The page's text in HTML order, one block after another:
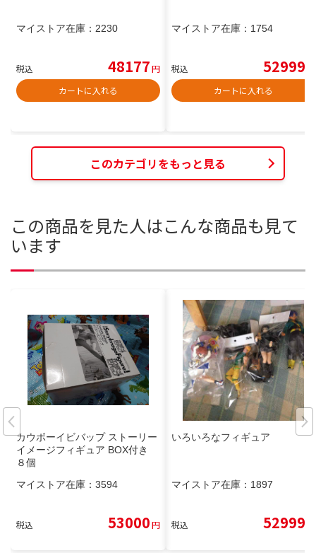
マイストア在庫： 2230
税込 48177円
カートに入れる
マイストア在庫： 1754
税込 52999
カートに入れる
このカテゴリをもっと見る
この商品を見た人はこんな商品も見て
います
カウボーイビバップ ストーリー
イメージフィギュア BOX付き
８個
マイストア在庫： 3594
税込 53000円
いろいろなフィギュア
マイストア在庫： 1897
税込 52999